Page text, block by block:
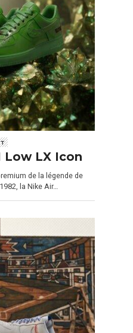
Low LX Icon
de la légende de
la Nike Air…